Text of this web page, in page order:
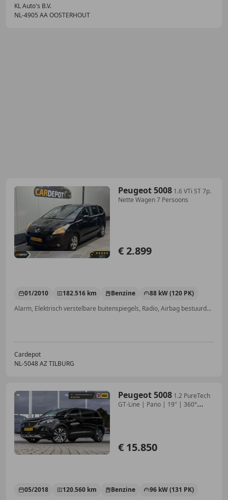
KL Auto's B.V.
NL-4905 AA OOSTERHOUT
Peugeot 5008 1.6 VTi ST 7p.
Nette Wagen 7 Persoons
€ 2.899
01/2010 182.516 km Benzine
88 kW (120 PK)
Alarm, Elektrisch verstelbare buitenspiegels, Radio, Airbag bestuurder, Hill-Hold Control, Mistlampen, Cruise control, Regensensor
Cardepot
NL-5048 AZ TILBURG
Peugeot 5008 1.2 PureTech
GT-Line | Pano | 19" | 360°
€ 15.850
05/2018 120.560 km Benzine
96 kW (131 PK)